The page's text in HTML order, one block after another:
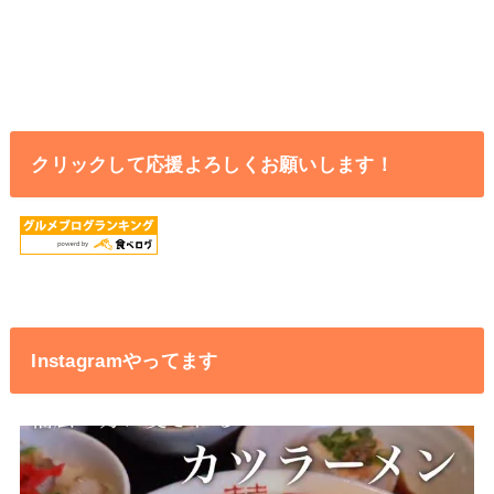
クリックして応援よろしくお願いします！
Instagramやってます